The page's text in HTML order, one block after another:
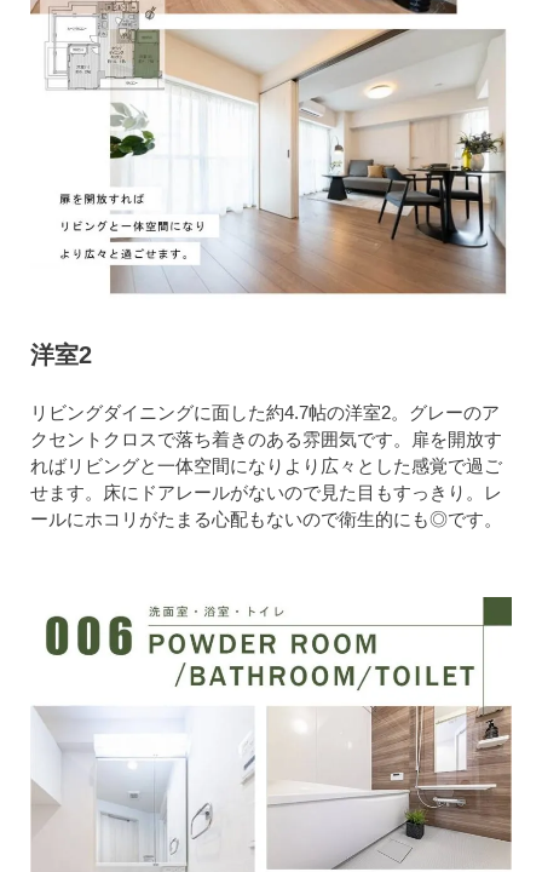
洋室2
リビングダイニングに面した約4.7帖の洋室2。グレーのア
クセントクロスで落ち着きのある雰囲気です。扉を開放す
ればリビングと一体空間になりより広々とした感覚で過ご
せます。床にドアレールがないので見た目もすっきり。レ
ールにホコリがたまる心配もないので衛生的にも◎です。